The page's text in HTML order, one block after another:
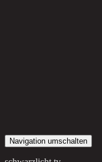
Navigation umschalten